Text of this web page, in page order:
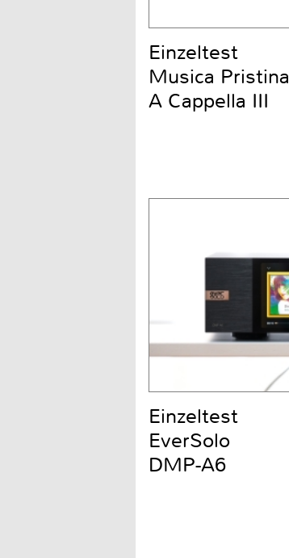
Einzeltest
Musica Pristina
A Cappella III
Einzeltest
EverSolo
DMP-A6